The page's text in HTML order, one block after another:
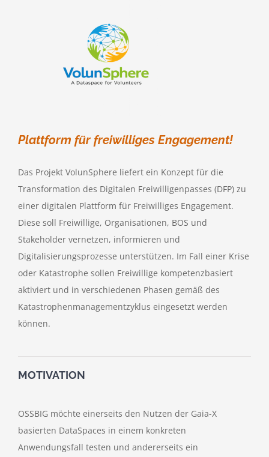
Plattform für freiwilliges Engagement!
Das Projekt VolunSphere liefert ein Konzept für die
Transformation des Digitalen Freiwilligenpasses (DFP) zu
einer digitalen Plattform für Freiwilliges Engagement.
Diese soll Freiwillige, Organisationen, BOS und
Stakeholder vernetzen, informieren und
Digitalisierungsprozesse unterstützen. Im Fall einer Krise
oder Katastrophe sollen Freiwillige kompetenzbasiert
aktiviert und in verschiedenen Phasen gemäß des
Katastrophenmanagementzyklus eingesetzt werden
können.
MOTIVATION
OSSBIG möchte einerseits den Nutzen der Gaia-X
basierten DataSpaces in einem konkreten
Anwendungsfall testen und andererseits ein